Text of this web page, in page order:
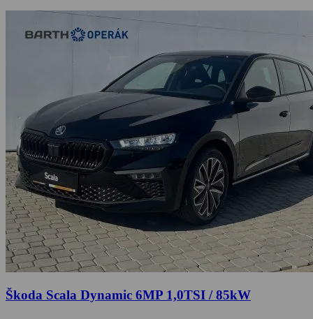
Škoda Scala Dynamic 6MP 1,0TSI / 85kW